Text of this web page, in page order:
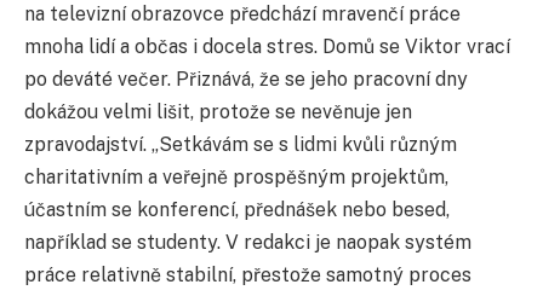
na televizní obrazovce předchází mravenčí práce
mnoha lidí a občas i docela stres. Domů se Viktor vrací
po deváté večer. Přiznává, že se jeho pracovní dny
dokážou velmi lišit, protože se nevěnuje jen
zpravodajství. „Setkávám se s lidmi kvůli různým
charitativním a veřejně prospěšným projektům,
účastním se konferencí, přednášek nebo besed,
například se studenty. V redakci je naopak systém
práce relativně stabilní, přestože samotný proces